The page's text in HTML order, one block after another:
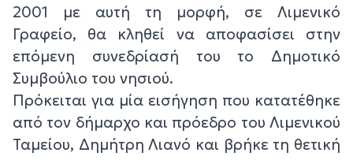
2001 με αυτή τη μορφή, σε Λιμενικό
Γραφείο, θα κληθεί να αποφασίσει στην
επόμενη συνεδρίασή του το Δημοτικό
Συμβούλιο του νησιού.
Πρόκειται για μία εισήγηση που κατατέθηκε
από τον δήμαρχο και πρόεδρο του Λιμενικού
Ταμείου, Δημήτρη Λιανό και βρήκε τη θετική